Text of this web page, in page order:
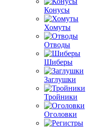
Конусы
Хомуты
Отводы
Шиберы
Заглушки
Тройники
Оголовки